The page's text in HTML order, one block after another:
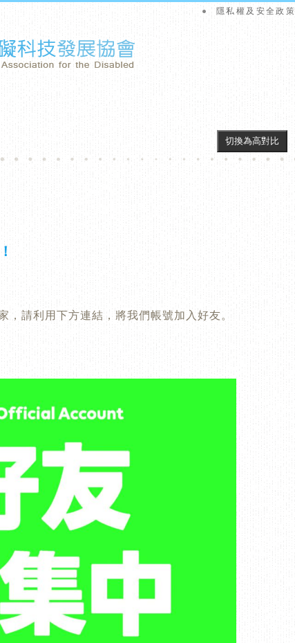
隱私權及安全政策
切換為高對比
，請利用下方連結，將我們帳號加入好友。